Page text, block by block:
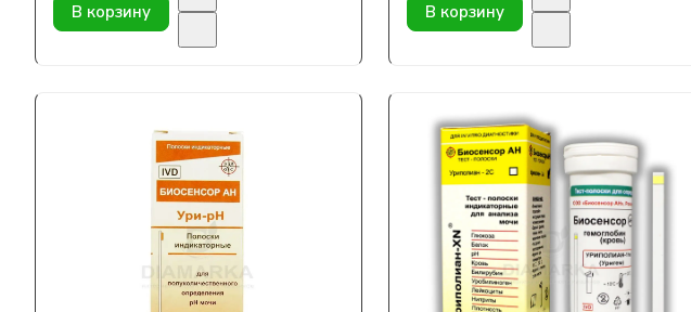
В корзину В корзину